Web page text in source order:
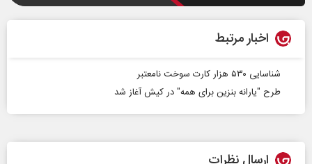
اخبار مرتبط
شناسایی ۵۳۰ هزار کارت سوخت نامعتبر
طرح "یارانه بنزین برای همه" در کیش آغاز شد